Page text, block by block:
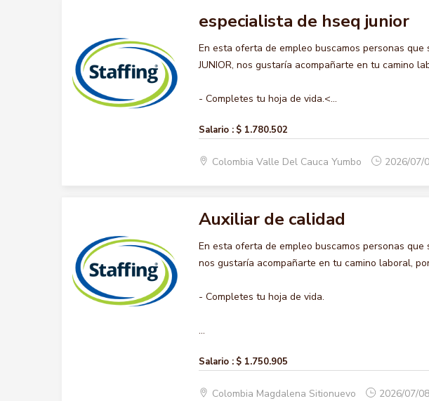
especialista de hseq junior
En esta oferta de empleo buscamos personas que
JUNIOR, nos gustaría acompañarte en tu camino
- Completes tu hoja de vida.<...
Salario : $ 1.780.502
Colombia Valle Del Cauca Yumbo 2026/07/
Auxiliar de calidad
En esta oferta de empleo buscamos personas que
nos gustaría acompañarte en tu camino laboral,
- Completes tu hoja de vida.
...
Salario : $ 1.750.905
Colombia Magdalena Sitionuevo 2026/07/08